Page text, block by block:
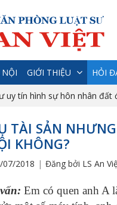
GIỚI THIỆU HỎI
uy tín hình sự hôn nhân đất
TÀI SẢN
KHÔNG?
07/2018 Đăng bởi LS An
Em có quen anh A